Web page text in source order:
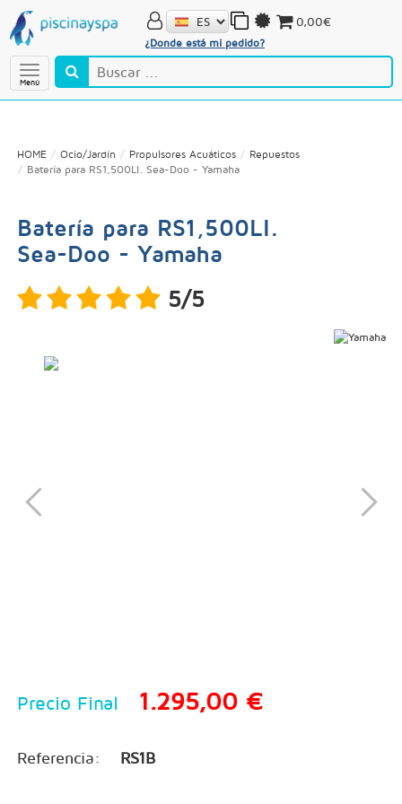
Menú
¿Donde está mi pedido?
0,00€
HOME Ocio/Jardín Propulsores Acuáticos
Repuestos
Batería para RS1,500LI. Sea-Doo - Yamaha
Batería para RS1,500LI.
Sea-Doo - Yamaha
5/5
Precio Final 1.295,00 €
Referencia: RS1B